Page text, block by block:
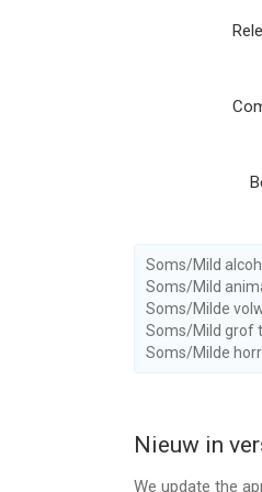
GIFs with
• Create your
• Create your
* Find and share
REACT
• Are text
up”, “yes!”,
GIPHY FOR
• Do all of the
• Browse funny
• Find a GIF or
Soms/Mild
Soms/Mild
Soms/Milde
Soms/Mild grof
Soms/Milde
Nieuw in
We update the